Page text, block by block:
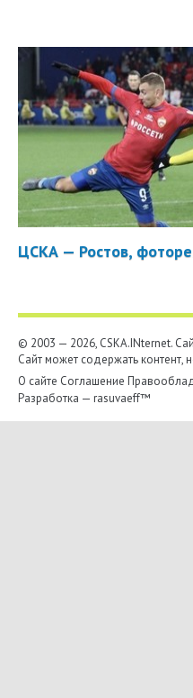
ЦСКА — Ростов,
© 2003 — 2026, CSKA.INternet.
Сайт может содержать
О сайте Соглашение
Разработка — rasuvaeff™